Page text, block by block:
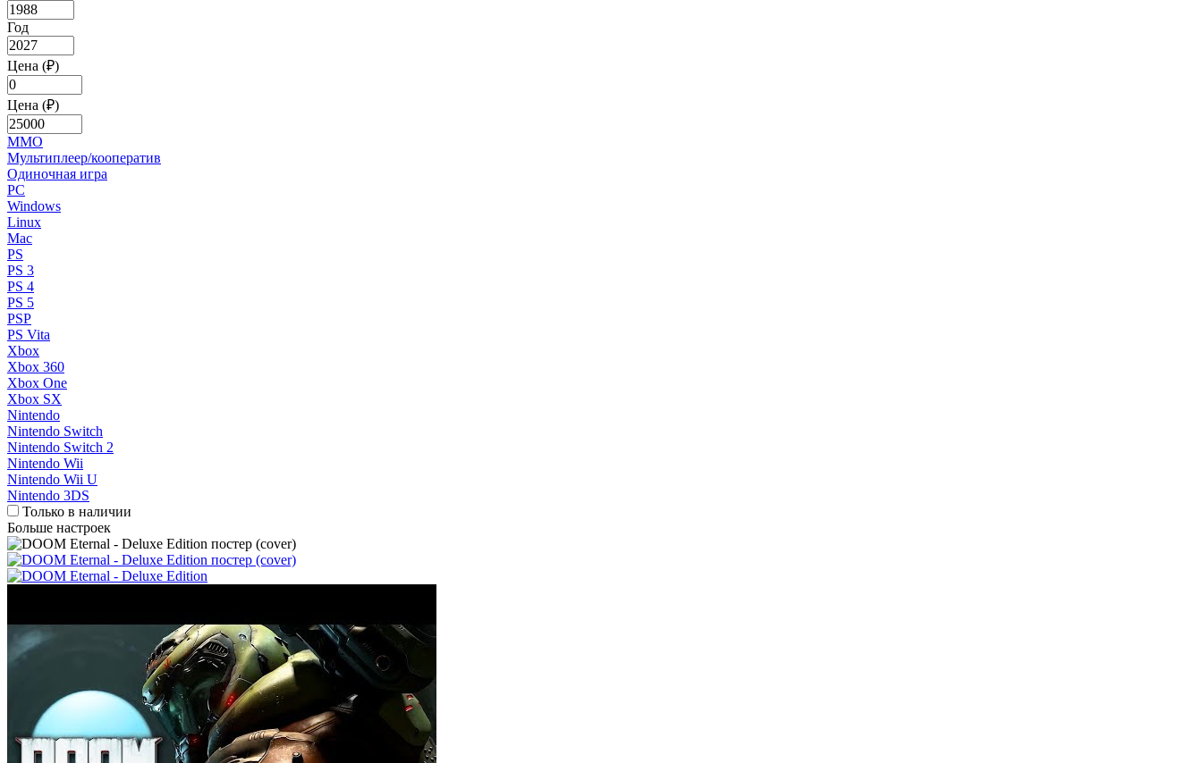
Год
Цена (₽)
Цена (₽)
MMO
Мультиплеер/кооператив
Одиночная игра
PC
Windows
Linux
Mac
PS
PS 3
PS 4
PS 5
PSP
PS Vita
Xbox
Xbox 360
Xbox One
Xbox SX
Nintendo
Nintendo Switch
Nintendo Switch 2
Nintendo Wii
Nintendo Wii U
Nintendo 3DS
Только в наличии
Больше настроек